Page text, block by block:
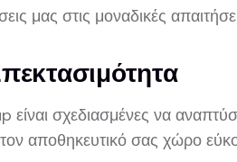
μας στις μοναδικές
σχεδιασμένες να
αποθηκευτικό σας χώρο